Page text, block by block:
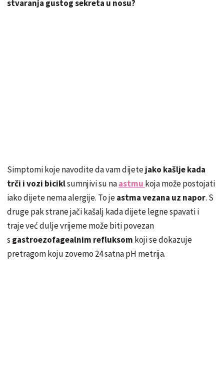
stvaranja gustog sekreta u nosu?
Simptomi koje navodite da vam dijetejako kašlje kada
trči i vozi biciklsumnjivi su naastmu koja može postojati
iako dijete nema alergije. To jeastma vezana uz napor. S
druge pak strane jači kašalj kada dijete legne spavati i
traje već dulje vrijeme može biti povezan
s gastroezofagealnim refluksom koji se dokazuje
pretragom koju zovemo 24 satna pH metrija.